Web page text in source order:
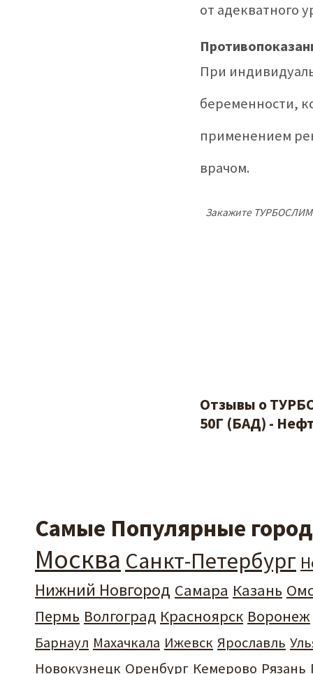
от адекватного
При
беременности,
применением
врачом.
Закажите
Отзывы о
50Г (БАД) -
Самые Популярные
Москва Санкт-Петербург
Нижний Новгород Самара Казань
Пермь Волгоград Красноярск Воронеж
Барнаул Махачкала Ижевск Ярославль
Новокузнецк Оренбург Кемерово Рязань